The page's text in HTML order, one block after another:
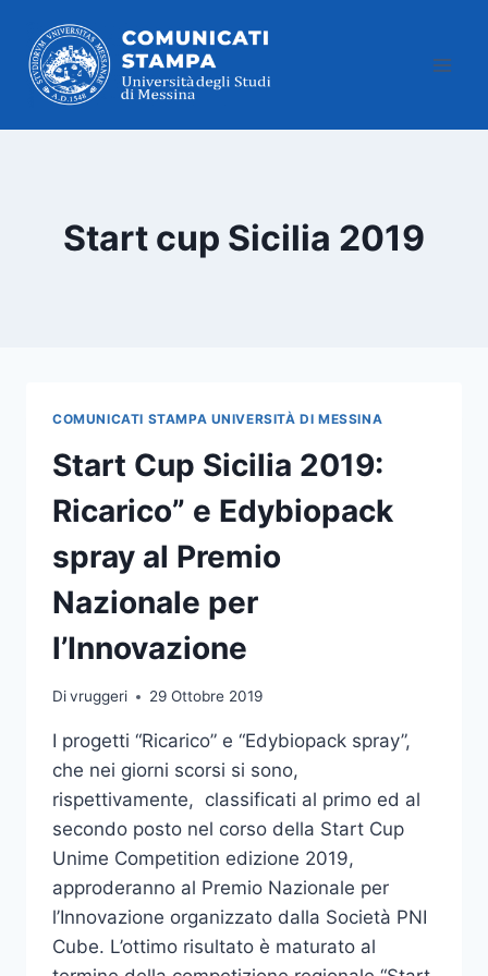
contenuto
Start cup Sicilia 2019
COMUNICATI STAMPA UNIVERSITÀ DI MESSINA
Start Cup Sicilia 2019:
Ricarico” e Edybiopack
spray al Premio
Nazionale per
l’Innovazione
Divruggeri 29 Ottobre 2019
I progetti “Ricarico” e “Edybiopack spray”,
che nei giorni scorsi si sono,
rispettivamente, classificati al primo ed al
secondo posto nel corso della Start Cup
Unime Competition edizione 2019,
approderanno al Premio Nazionale per
l’Innovazione organizzato dalla Società PNI
Cube. L’ottimo risultato è maturato al